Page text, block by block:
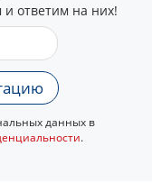
ответим на них!
данных в
.